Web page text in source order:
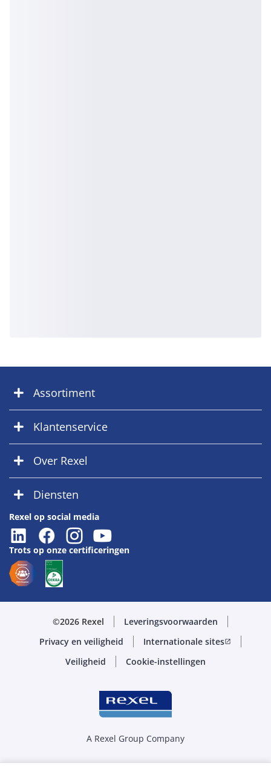
Assortiment
Klantenservice
Over Rexel
Diensten
Rexel op social media
Trots op onze certificeringen
©2026 Rexel
Leveringsvoorwaarden
Privacy en veiligheid
Internationale sitesopen_in_new
Veiligheid Cookie-instellingen
A Rexel Group Company